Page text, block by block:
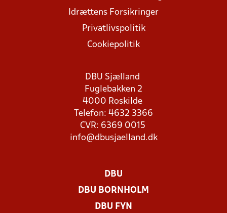
Idrættens Forsikringer
Privatlivspolitik
Cookiepolitik
DBU Sjælland
Fuglebakken 2
4000 Roskilde
Telefon: 4632 3366
CVR: 6369 0015
info@dbusjaelland.dk
DBU
DBU BORNHOLM
DBU FYN